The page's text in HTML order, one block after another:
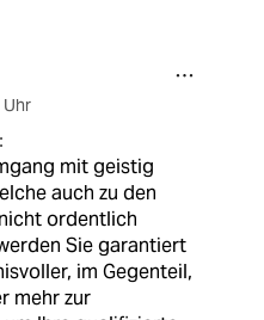
Uhr
mit geistig
auch zu den
ordentlich
Sie garantiert
im Gegenteil,
mehr zur